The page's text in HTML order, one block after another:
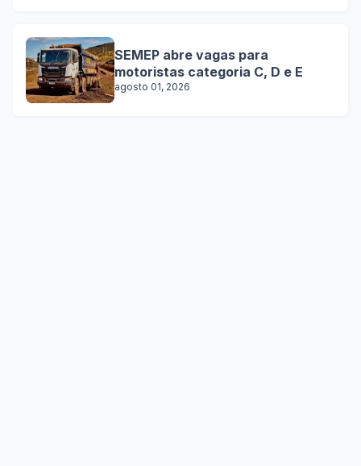
SEMEP abre vagas para
motoristas categoria C, D e E
agosto 01, 2026